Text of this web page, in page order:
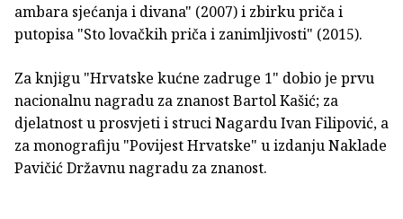
ambara sjećanja i divana" (2007) i zbirku priča i
putopisa "Sto lovačkih priča i zanimljivosti" (2015).
Za knjigu "Hrvatske kućne zadruge 1" dobio je prvu
nacionalnu nagradu za znanost Bartol Kašić; za
djelatnost u prosvjeti i struci Nagardu Ivan Filipović, a
za monografiju "Povijest Hrvatske" u izdanju Naklade
Pavičić Državnu nagradu za znanost.